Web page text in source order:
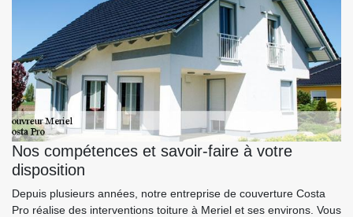
Nos compétences et savoir-faire à votre
disposition
Depuis plusieurs années, notre entreprise de couverture Costa
Pro réalise des interventions toiture à Meriel et ses environs. Vous